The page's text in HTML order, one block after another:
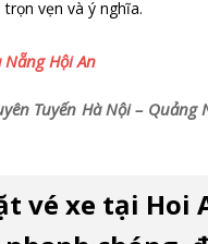
vẹn và ý nghĩa.
Nẵng Hội An
Tuyến Hà Nội – Quảng
vé xe tại Hoi